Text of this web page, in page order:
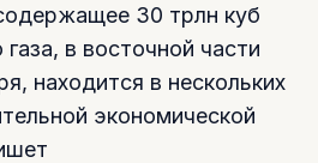
30 трлн куб
в восточной части
находится в нескольких
экономической